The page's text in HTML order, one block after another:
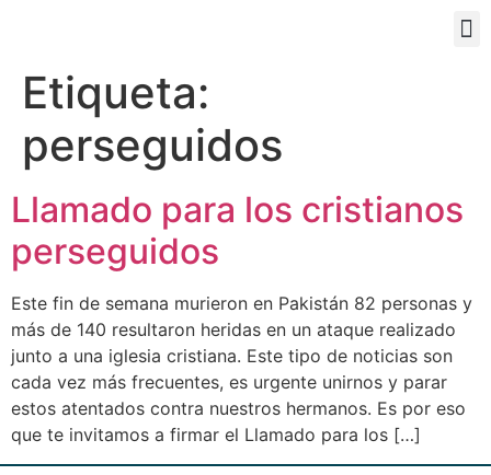
Etiqueta:
perseguidos
Llamado para los cristianos
perseguidos
Este fin de semana murieron en Pakistán 82 personas y
más de 140 resultaron heridas en un ataque realizado
junto a una iglesia cristiana. Este tipo de noticias son
cada vez más frecuentes, es urgente unirnos y parar
estos atentados contra nuestros hermanos. Es por eso
que te invitamos a firmar el Llamado para los […]